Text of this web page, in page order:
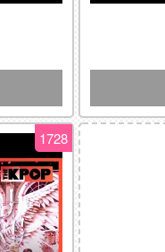
1728